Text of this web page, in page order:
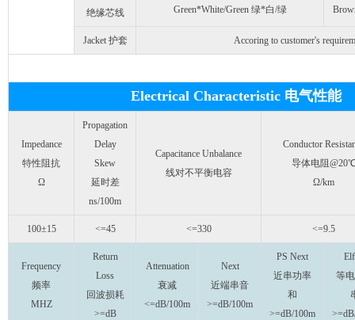
绝缘芯线
Green*White/Green 绿*白/绿
Jacket 护套 Accoring to customer's
Electrical Characteristic 电气性能
Impedance
特性阻抗
Ω
Propagation
Delay
Skew
延时差
ns/100m
Capacitance Unbalance
线对不平衡电容
Conductor
导体电阻
Ω/km
100±15 <=45 <=330 <=9.5
Frequency
频率
MHZ
Return
Loss
回波损耗
>=dB
Attenuation
衰减
<=dB/100m
Next
近端串音
>=dB/100m
PS Next
近串功率
和
>=dB/100m
等